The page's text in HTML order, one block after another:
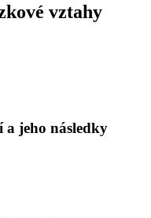
vztahy
a jeho následky